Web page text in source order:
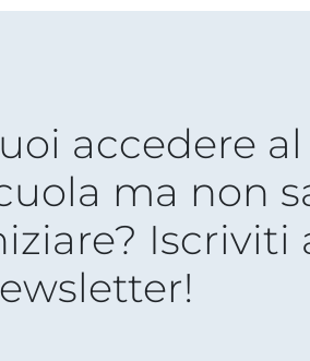
accedere
ma non
Iscriviti